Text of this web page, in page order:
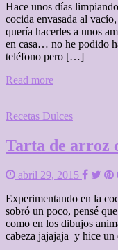
Hace unos días
cocida envasada al
quería hacerles a unos
en casa… no he podido
teléfono pero […]
Read more
Recetas Dulces
Tarta de arroz
abril 29, 2015
Experimentando en la
sobró un poco, pensé
como en los dibujos
cabeza jajajaja y hice